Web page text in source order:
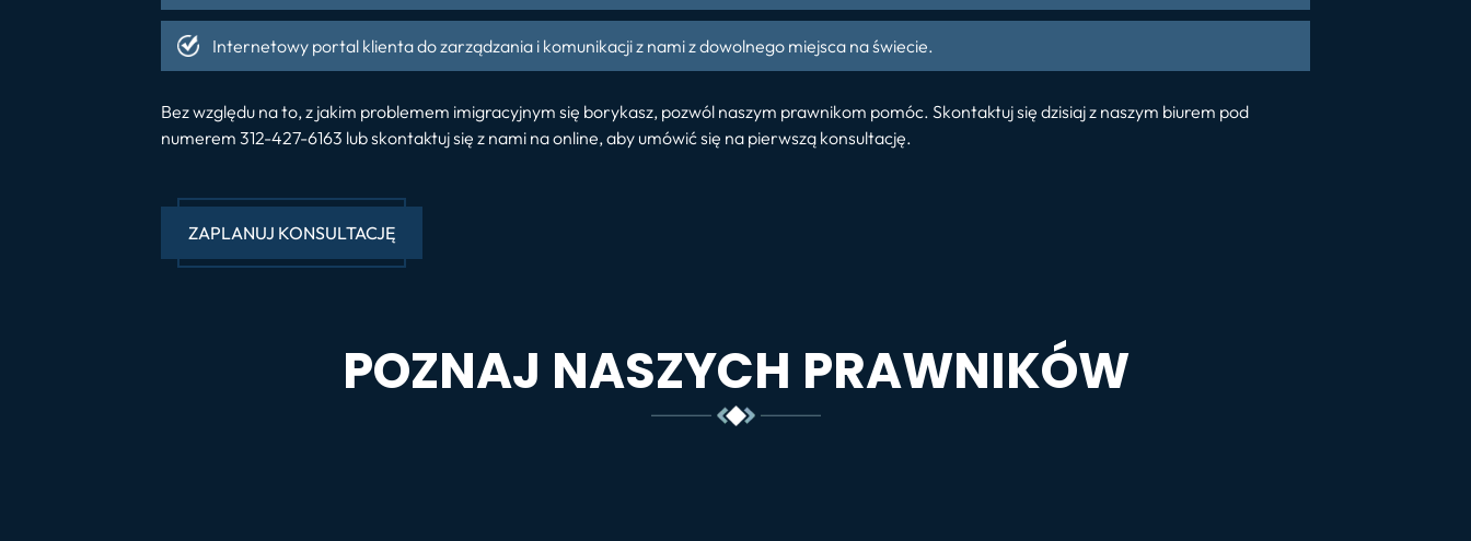
Internetowy portal klienta do zarządzania i komunikacji z nami z dowolnego miejsca na świecie.
Bez względu na to, z jakim problemem imigracyjnym się borykasz, pozwól naszym prawnikom pomóc. Skontaktuj się dzisiaj z naszym biurem pod
numerem 312-427-6163 lub skontaktuj się z nami na online, aby umówić się na pierwszą konsultację.
ZAPLANUJ KONSULTACJĘ
POZNAJ NASZYCH PRAWNIKÓW